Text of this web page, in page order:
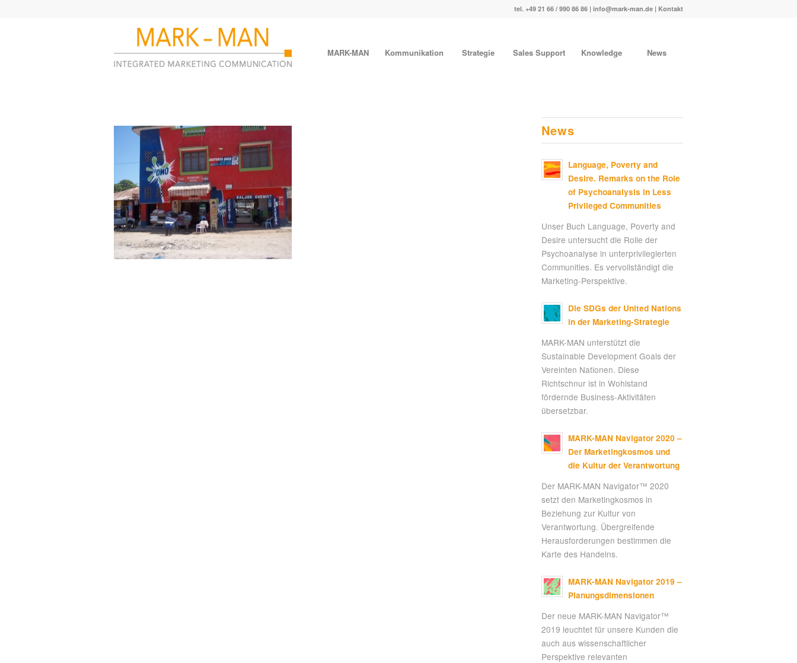
tel. +49 21 66 / 990 86 86 | info@mark-man.de | Kontakt
MARK-MAN Kommunikation Strategie Sales Support Knowledge News
News
Language, Poverty and
Desire. Remarks on the Role
of Psychoanalysis in Less
Privileged Communities
Unser Buch Language, Poverty and
Desire untersucht die Rolle der
Psychoanalyse in unterprivilegierten
Communities. Es vervollständigt die
Marketing-Perspektive.
Die SDGs der United Nations
in der Marketing-Strategie
MARK-MAN unterstützt die
Sustainable Development Goals der
Vereinten Nationen. Diese
Richtschnur ist in Wohlstand
fördernde Business-Aktivitäten
übersetzbar.
MARK-MAN Navigator 2020 –
Der Marketingkosmos und
die Kultur der Verantwortung
Der MARK-MAN Navigator™ 2020
setzt den Marketingkosmos in
Beziehung zur Kultur von
Verantwortung. Übergreifende
Herausforderungen bestimmen die
Karte des Handelns.
MARK-MAN Navigator 2019 –
Planungsdimensionen
Der neue MARK-MAN Navigator™
2019 leuchtet für unsere Kunden die
auch aus wissenschaftlicher
Perspektive relevanten